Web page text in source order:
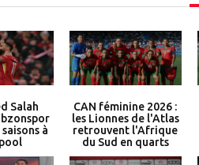
Salah
à
CAN féminine 2026 :
les Lionnes de l'Atlas
retrouvent l'Afrique
du Sud en quarts